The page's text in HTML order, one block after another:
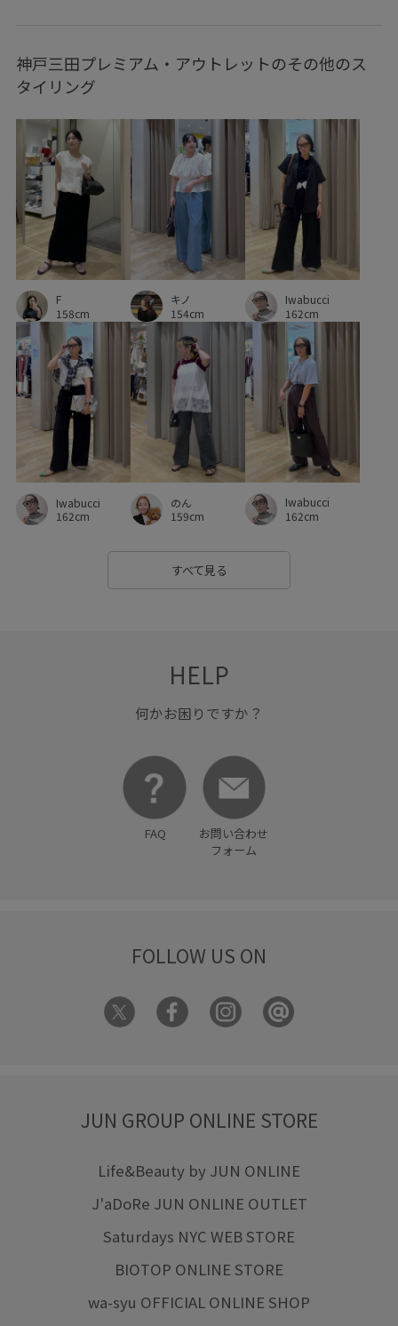
オフィスカジュアル カジュアル サステナブル
ジーンズ
セットアップ対象商品 デザインがポイント トレンド感
ヌーディー マーブル リボンデザイン ヴィンテージ
幅広 柔らかい素材 耐久性 自宅で洗える
裏地付き 金ボタン 長財布
神戸三田プレミアム・アウトレットのその他のス
タイリング
F
158cm
キノ
154cm
Iwabucci
162cm
Iwabucci
162cm
のん
159cm
Iwabucci
162cm
すべて見る
HELP
何かお困りですか？
FAQ
お問い合わせ
フォーム
FOLLOW US ON
JUN GROUP ONLINE STORE
Life&Beauty by JUN ONLINE
J'aDoRe JUN ONLINE OUTLET
Saturdays NYC WEB STORE
BIOTOP ONLINE STORE
wa-syu OFFICIAL ONLINE SHOP